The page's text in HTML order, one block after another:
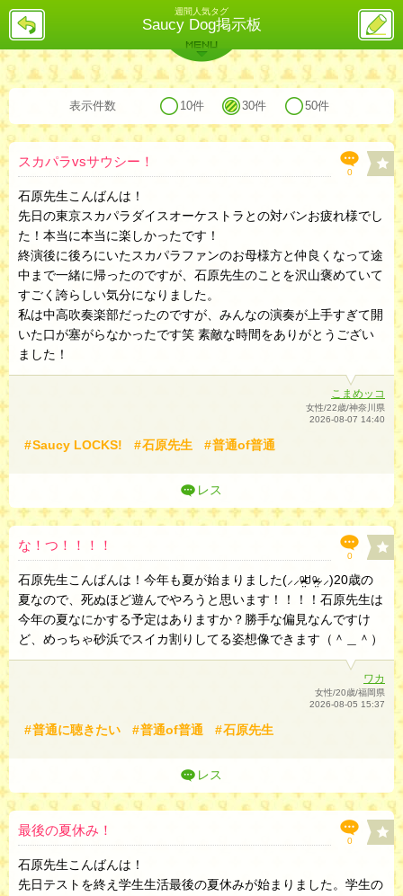
週間人気タグ
Saucy Dog掲示板
戻
ス
投
稿
バックナンバー 詳細検索 ランキング まとめ
MENU
表示件数 10件 30件 50件
0
スカパラvsサウシー！
石原先生こんばんは！
先日の東京スカパラダイスオーケストラとの対バンお疲れ様でし
た！本当に本当に楽しかったです！
終演後に後ろにいたスカパラファンのお母様方と仲良くなって途
中まで一緒に帰ったのですが、石原先生のことを沢山褒めていて
すごく誇らしい気分になりました。
私は中高吹奏楽部だったのですが、みんなの演奏が上手すぎて開
いた口が塞がらなかったです笑 素敵な時間をありがとうござい
ました！
こまめッコ
女性/22歳/神奈川県
2026-08-07 14:40
Saucy LOCKS! 石原先生 普通of普通
レス
0
な！つ！！！！
石原先生こんばんは！今年も夏が始まりました‎(⸝⸝ᵒ̴̶̷̤ꇴᵒ̴̶̷̤⸝⸝)20歳の
夏なので、死ぬほど遊んでやろうと思います！！！！石原先生は
今年の夏なにかする予定はありますか？勝手な偏見なんですけ
ど、めっちゃ砂浜でスイカ割りしてる姿想像できます（＾＿＾）
ワカ
女性/20歳/福岡県
2026-08-05 15:37
普通に聴きたい 普通of普通 石原先生
レス
0
最後の夏休み！
石原先生こんばんは！
先日テストを終え学生生活最後の夏休みが始まりました。学生の